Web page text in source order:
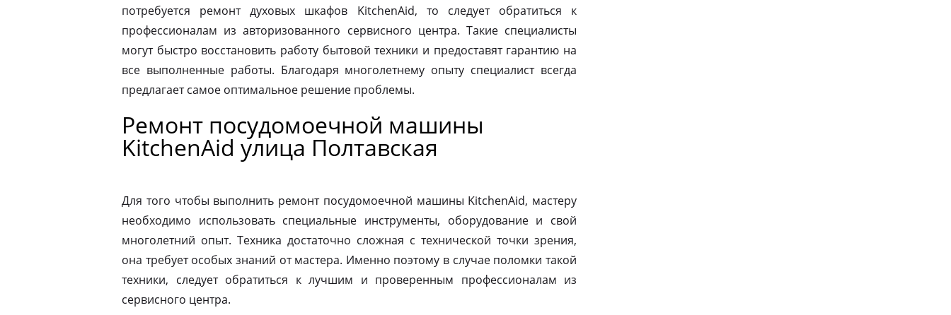
потребуется ремонт духовых шкафов KitchenAid, то следует обратиться к
профессионалам из авторизованного сервисного центра. Такие специалисты
могут быстро восстановить работу бытовой техники и предоставят гарантию на
все выполненные работы. Благодаря многолетнему опыту специалист всегда
предлагает самое оптимальное решение проблемы.
Ремонт посудомоечной машины
KitchenAid улица Полтавская
Для того чтобы выполнить ремонт посудомоечной машины KitchenAid, мастеру
необходимо использовать специальные инструменты, оборудование и свой
многолетний опыт. Техника достаточно сложная с технической точки зрения,
она требует особых знаний от мастера. Именно поэтому в случае поломки такой
техники, следует обратиться к лучшим и проверенным профессионалам из
сервисного центра.